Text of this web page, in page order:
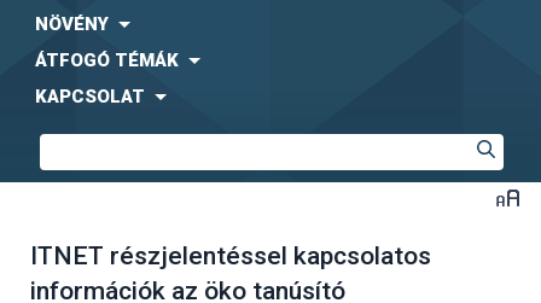
NÖVÉNY
ÁTFOGÓ TÉMÁK
KAPCSOLAT
ITNET részjelentéssel kapcsolatos
információk az öko tanúsító